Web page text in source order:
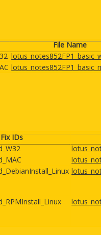
File Name
IDs